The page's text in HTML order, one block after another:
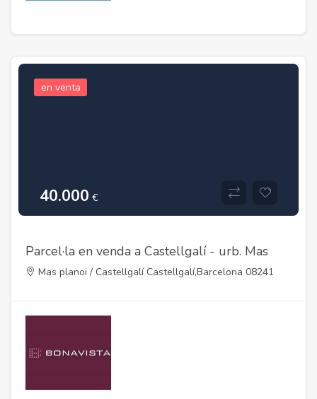
en venta
40.000 €
Parcel·la en venda a Castellgalí - urb. Mas
Planoi
Mas planoi / Castellgalí Castellgalí,Barcelona 08241